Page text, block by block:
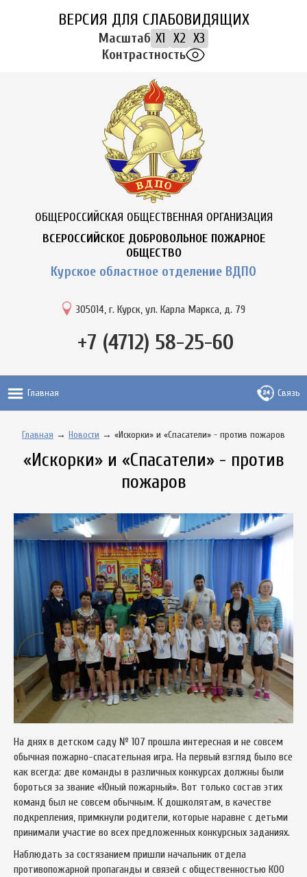
ВЕРСИЯ ДЛЯ СЛАБОВИДЯЩИХ
Масштаб X1 X2 X3
Контрастность
ОБЩЕРОССИЙСКАЯ ОБЩЕСТВЕННАЯ ОРГАНИЗАЦИЯ
ВСЕРОССИЙСКОЕ ДОБРОВОЛЬНОЕ ПОЖАРНОЕ
ОБЩЕСТВО
Курское областное отделение ВДПО
305014, г. Курск, ул. Карла Маркса, д. 79
+7 (4712) 58-25-60
Главная Связь
Главная → Новости → «Искорки» и «Спасатели» - против пожаров
«Искорки» и «Спасатели» - против
пожаров
На днях в детском саду № 107 прошла интересная и не совсем
обычная пожарно-спасательная игра. На первый взгляд было все
как всегда: две команды в различных конкурсах должны были
бороться за звание «Юный пожарный». Вот только состав этих
команд был не совсем обычным. К дошколятам, в качестве
подкрепления, примкнули родители, которые наравне с детьми
принимали участие во всех предложенных конкурсных заданиях.
Наблюдать за состязанием пришли начальник отдела
противопожарной пропаганды и связей с общественностью КОО